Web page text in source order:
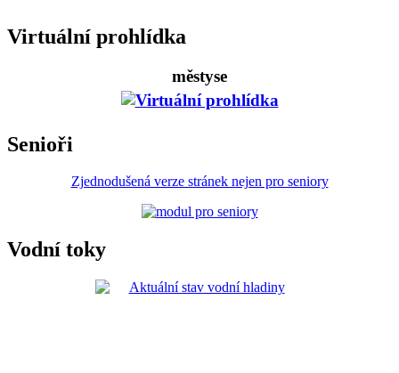
Virtuální prohlídka
městyse
Senioři
Zjednodušená verze stránek nejen pro seniory
Vodní toky